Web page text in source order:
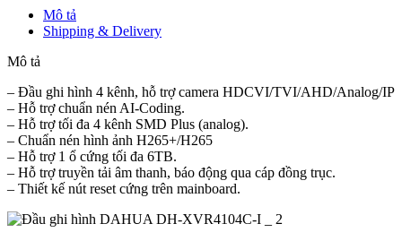
Mô tả
Shipping & Delivery
Mô tả
– Đầu ghi hình 4 kênh, hỗ trợ camera HDCVI/TVI/AHD/Analog/IP
– Hỗ trợ chuẩn nén AI-Coding.
– Hỗ trợ tối đa 4 kênh SMD Plus (analog).
– Chuẩn nén hình ảnh H265+/H265
– Hỗ trợ 1 ổ cứng tối đa 6TB.
– Hỗ trợ truyền tải âm thanh, báo động qua cáp đồng trục.
– Thiết kế nút reset cứng trên mainboard.